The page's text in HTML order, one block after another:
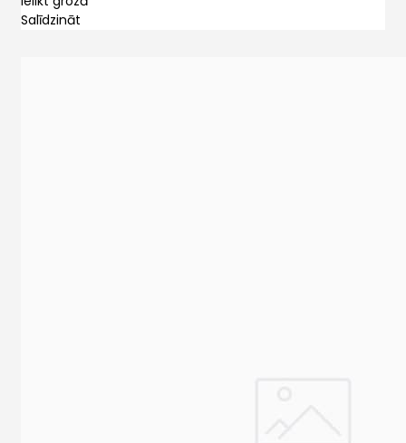
Salīdzināt